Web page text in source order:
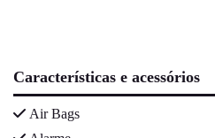
Características e acessórios
Air Bags